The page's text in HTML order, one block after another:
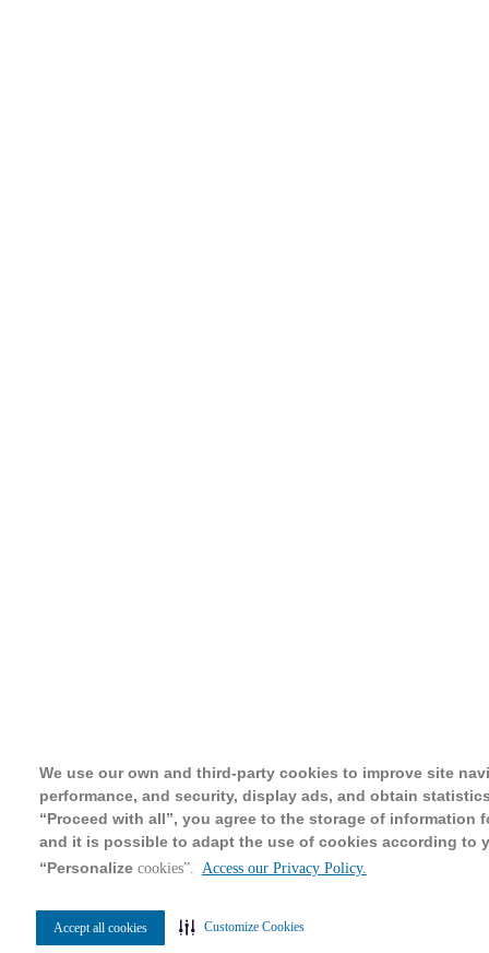
We use our own and third-party cookies to improve site
performance, and security, display ads, and obtain
“Proceed with all”, you agree to the storage of information
and it is possible to adapt the use of cookies according to
“Personalize cookies”. Access our Privacy Policy.
Accept all cookies Customize Cookies